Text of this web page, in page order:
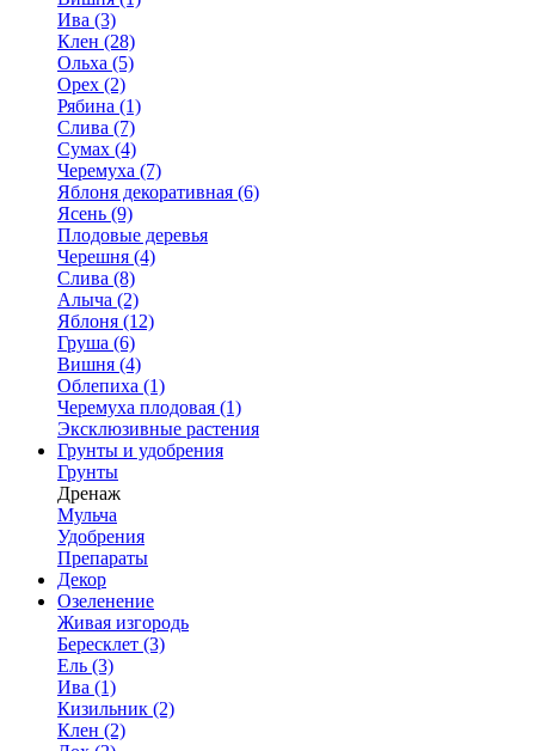
Ива (3)
Клен (28)
Ольха (5)
Орех (2)
Рябина (1)
Слива (7)
Сумах (4)
Черемуха (7)
Яблоня декоративная (6)
Ясень (9)
Плодовые деревья
Черешня (4)
Слива (8)
Алыча (2)
Яблоня (12)
Груша (6)
Вишня (4)
Облепиха (1)
Черемуха плодовая (1)
Эксклюзивные растения
Грунты и удобрения
Грунты
Дренаж
Мульча
Удобрения
Препараты
Декор
Озеленение
Живая изгородь
Бересклет (3)
Ель (3)
Ива (1)
Кизильник (2)
Клен (2)